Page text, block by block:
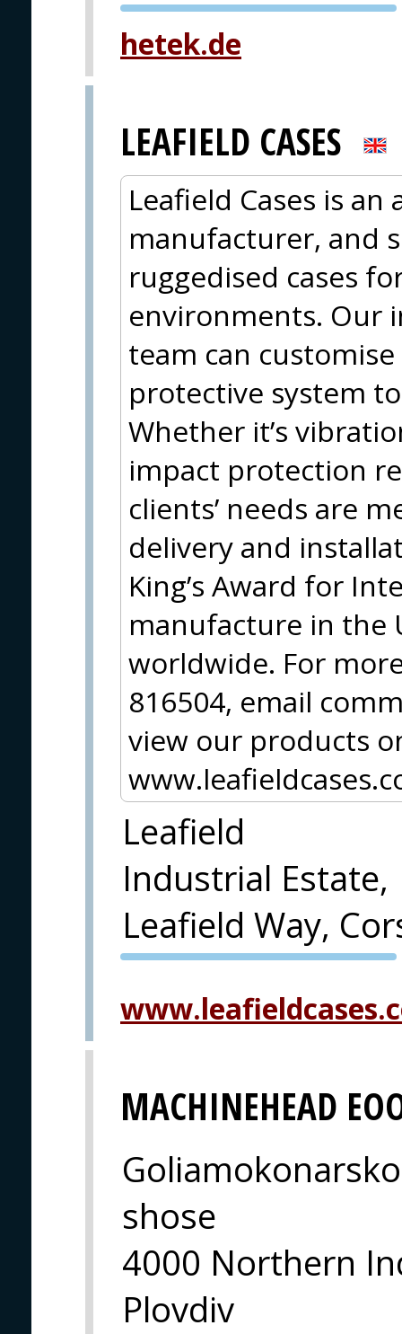
PVA EXPO
hetek.de
LEAFIELD CASES
Leafield Cases is
manufacturer, and
ruggedised cases
environments. Our
team can
protective system
Whether it’s
impact protection
clients’ needs are
delivery and
King’s Award for
manufacture in the
worldwide. For
816504, email
view our products
Leafield
Industrial Estate,
Leafield Way,
PVA EXPO
MACHINEHEAD
Goliamokonarsko
shose
4000 Northern
Plovdiv